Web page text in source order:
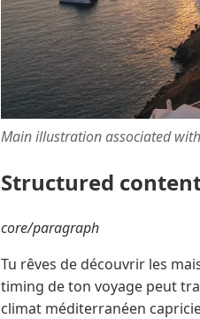
Main illustration associated
Structured
core/paragraph
Tu rêves de découvrir les
timing de ton voyage peut
climat méditerranéen